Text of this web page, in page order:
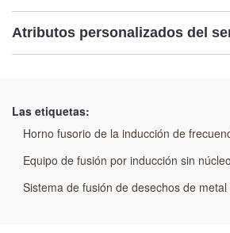
Atributos personalizados del
Equipo de fusión por inducción sin
Sistema de fusión de desechos de
Las etiquetas:
Horno fusorio de la inducción de
Equipo de fusión por inducción sin núcleo
Sistema de fusión de desechos de